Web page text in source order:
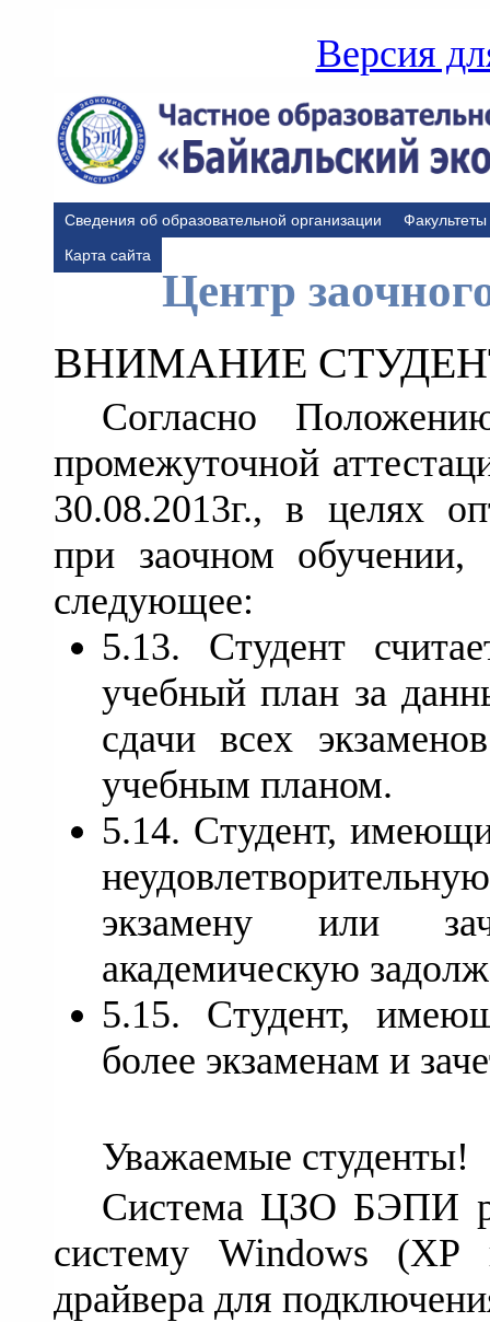
Версия
Сведения об образовательной организации
Факультеты
Карта сайта
Центр
ВНИМАНИЕ
Согласно
промежуточной
30.08.2013г., в целях
при заочном
следующее:
5.13. Студент
учебный план за
сдачи всех
учебным планом.
5.14. Студент,
экзамену или
академическую
5.15. Студент,
более экзаменам и
Уважаемые студенты!
Система ЦЗО БЭПИ
систему Windows
драйвера для